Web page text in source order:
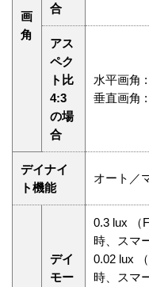
画
角
合
アス
ペク
ト比
4:3
の場
合
水平画角 :
垂直画角 :
デイナイ
ト機能
オート／
デイ
モー
0.3 lux （
時、スマ
0.02 lux
時、スマ